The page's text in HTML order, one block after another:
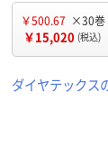
￥500.67 ×30巻
￥15,020 (税込)
ダイヤテックス